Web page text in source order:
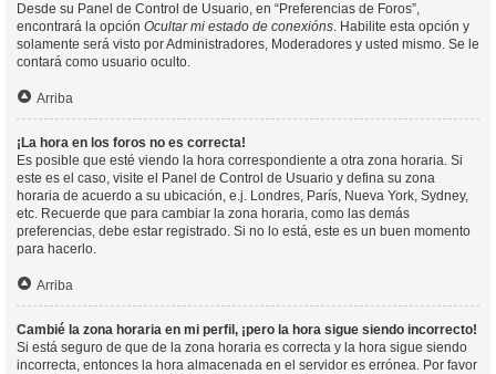
Desde su Panel de Control de Usuario, en “Preferencias de Foros”,
encontrará la opción Ocultar mi estado de conexións. Habilite esta opción y
solamente será visto por Administradores, Moderadores y usted mismo. Se le
contará como usuario oculto.
Arriba
¡La hora en los foros no es correcta!
Es posible que esté viendo la hora correspondiente a otra zona horaria. Si
este es el caso, visite el Panel de Control de Usuario y defina su zona
horaria de acuerdo a su ubicación, e.j. Londres, París, Nueva York, Sydney,
etc. Recuerde que para cambiar la zona horaria, como las demás
preferencias, debe estar registrado. Si no lo está, este es un buen momento
para hacerlo.
Arriba
Cambié la zona horaria en mi perfil, ¡pero la hora sigue siendo incorrecto!
Si está seguro de que de la zona horaria es correcta y la hora sigue siendo
incorrecta, entonces la hora almacenada en el servidor es errónea. Por favor